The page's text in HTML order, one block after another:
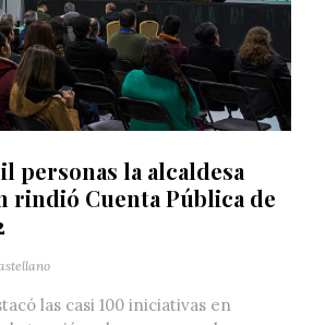
personas la alcaldesa
rindió Cuenta Pública de
las casi 100 iniciativas en